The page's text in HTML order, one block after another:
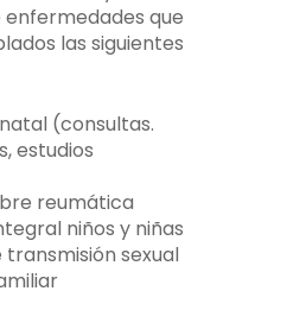
que
las siguientes
(consultas.
estudios
reumática
niños y niñas
sexual